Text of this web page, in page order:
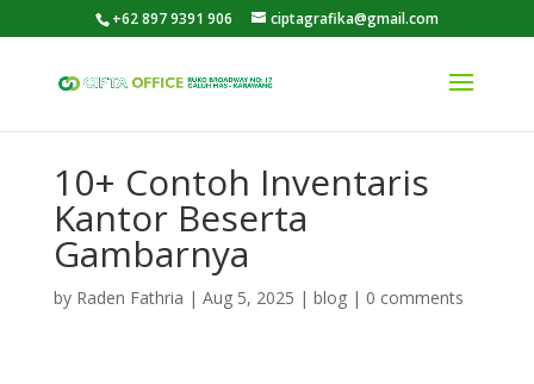
+62 897 9391 906 ciptagrafika@gmail.com
10+ Contoh Inventaris
Kantor Beserta
Gambarnya
by Raden Fathria | Aug 5, 2025 | blog| 0 comments